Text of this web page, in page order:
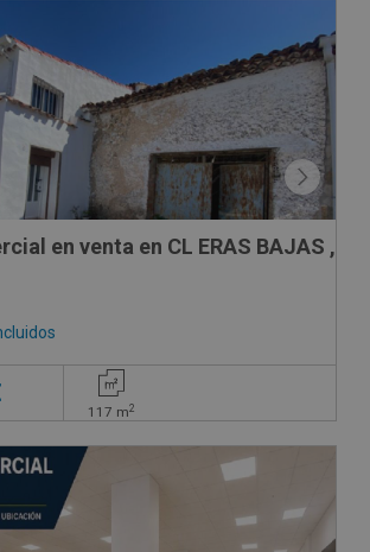
ESPECIALES
en venta en CL ERAS BAJAS , 15
117 m2